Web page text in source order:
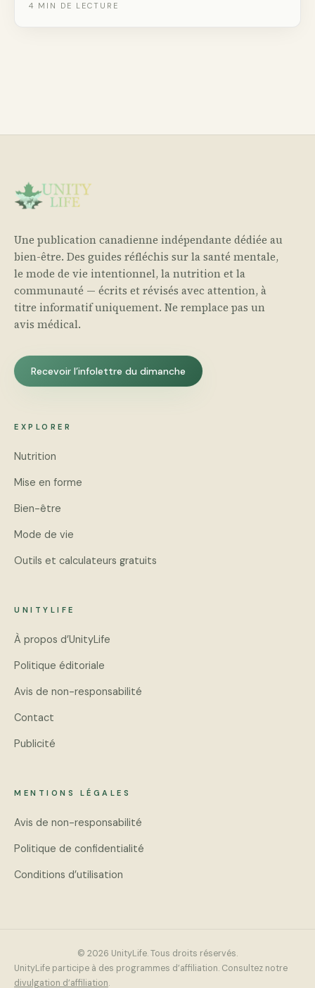
options vendues au Canada.
4 MIN DE LECTURE
Une publication canadienne indépendante dédiée au
bien-être. Des guides réfléchis sur la santé mentale,
le mode de vie intentionnel, la nutrition et la
communauté — écrits et révisés avec attention, à
titre informatif uniquement. Ne remplace pas un
avis médical.
Recevoir l’infolettre du dimanche
EXPLORER
Nutrition
Mise en forme
Bien-être
Mode de vie
Outils et calculateurs gratuits
UNITYLIFE
À propos d’UnityLife
Politique éditoriale
Avis de non-responsabilité
Contact
Publicité
MENTIONS LÉGALES
Avis de non-responsabilité
Politique de confidentialité
Conditions d’utilisation
© 2026 UnityLife. Tous droits réservés.
UnityLife participe à des programmes d’affiliation. Consultez notre
divulgation d’affiliation.